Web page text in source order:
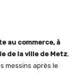
au commerce, à
de la ville de Metz,
messins après le